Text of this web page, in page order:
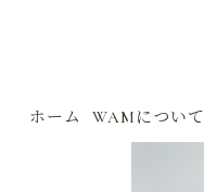
ホーム WAMについて